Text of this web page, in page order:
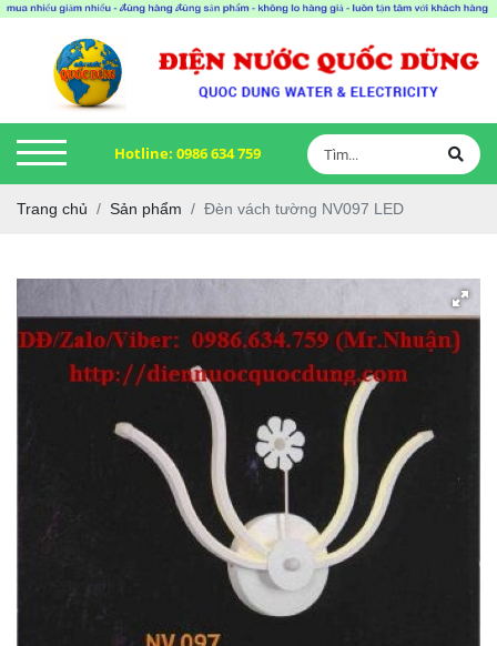
Hotline: 0986 634 759
Trang chủ Sản phẩm Đèn vách tường NV097 LED